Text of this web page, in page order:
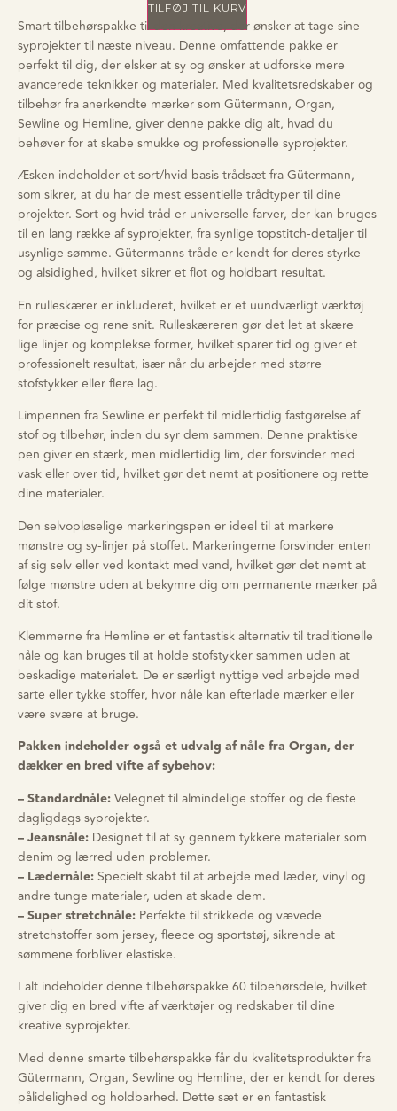
TILFØJ TIL KURV
Smart tilbehørspakke til den kreative, der ønsker at tage sine
syprojekter til næste niveau. Denne omfattende pakke er
perfekt til dig, der elsker at sy og ønsker at udforske mere
avancerede teknikker og materialer. Med kvalitetsredskaber og
tilbehør fra anerkendte mærker som Gütermann, Organ,
Sewline og Hemline, giver denne pakke dig alt, hvad du
behøver for at skabe smukke og professionelle syprojekter.
Æsken indeholder et sort/hvid basis trådsæt fra Gütermann,
som sikrer, at du har de mest essentielle trådtyper til dine
projekter. Sort og hvid tråd er universelle farver, der kan bruges
til en lang række af syprojekter, fra synlige topstitch-detaljer til
usynlige sømme. Gütermanns tråde er kendt for deres styrke
og alsidighed, hvilket sikrer et flot og holdbart resultat.
En rulleskærer er inkluderet, hvilket er et uundværligt værktøj
for præcise og rene snit. Rulleskæreren gør det let at skære
lige linjer og komplekse former, hvilket sparer tid og giver et
professionelt resultat, især når du arbejder med større
stofstykker eller flere lag.
Limpennen fra Sewline er perfekt til midlertidig fastgørelse af
stof og tilbehør, inden du syr dem sammen. Denne praktiske
pen giver en stærk, men midlertidig lim, der forsvinder med
vask eller over tid, hvilket gør det nemt at positionere og rette
dine materialer.
Den selvopløselige markeringspen er ideel til at markere
mønstre og sy-linjer på stoffet. Markeringerne forsvinder enten
af sig selv eller ved kontakt med vand, hvilket gør det nemt at
følge mønstre uden at bekymre dig om permanente mærker på
dit stof.
Klemmerne fra Hemline er et fantastisk alternativ til traditionelle
nåle og kan bruges til at holde stofstykker sammen uden at
beskadige materialet. De er særligt nyttige ved arbejde med
sarte eller tykke stoffer, hvor nåle kan efterlade mærker eller
være svære at bruge.
Pakken indeholder også et udvalg af nåle fra Organ, der
dækker en bred vifte af sybehov:
– Standardnåle:Velegnet til almindelige stoffer og de fleste
dagligdags syprojekter.
– Jeansnåle: Designet til at sy gennem tykkere materialer som
denim og lærred uden problemer.
– Lædernåle:Specielt skabt til at arbejde med læder, vinyl og
andre tunge materialer, uden at skade dem.
– Super stretchnåle: Perfekte til strikkede og vævede
stretchstoffer som jersey, fleece og sportstøj, sikrende at
sømmene forbliver elastiske.
I alt indeholder denne tilbehørspakke 60 tilbehørsdele, hvilket
giver dig en bred vifte af værktøjer og redskaber til dine
kreative syprojekter.
Med denne smarte tilbehørspakke får du kvalitetsprodukter fra
Gütermann, Organ, Sewline og Hemline, der er kendt for deres
pålidelighed og holdbarhed. Dette sæt er en fantastisk